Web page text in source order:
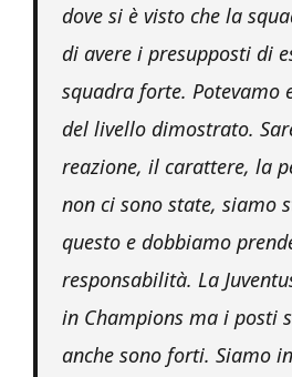
dove si è visto che la
di avere i presupposti di
squadra forte. Potevamo
del livello dimostrato.
reazione, il carattere, la
non ci sono state, siamo
questo e dobbiamo
responsabilità. La
in Champions ma i posti
anche sono forti. Siamo